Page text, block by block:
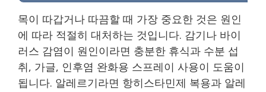
목이 따갑거나 따끔할 때 가장 중요한 것은 원인
에 따라 적절히 대처하는 것입니다. 감기나 바이
러스 감염이 원인이라면 충분한 휴식과 수분 섭
취, 가글, 인후염 완화용 스프레이 사용이 도움이
됩니다. 알레르기라면 항히스타민제 복용과 알레